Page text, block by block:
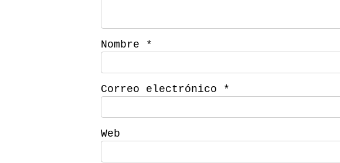
Nombre *
Correo electrónico *
Web